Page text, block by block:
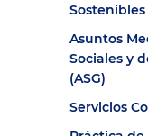
Asuntos
Sociales y
(ASG)
Servicios